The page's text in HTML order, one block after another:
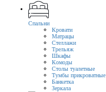
Спальни
Кровати
Матрацы
Стеллажи
Трельяж
Шкафы
Комоды
Столы туалетные
Тумбы прикроватные
Банкетка
Зеркала